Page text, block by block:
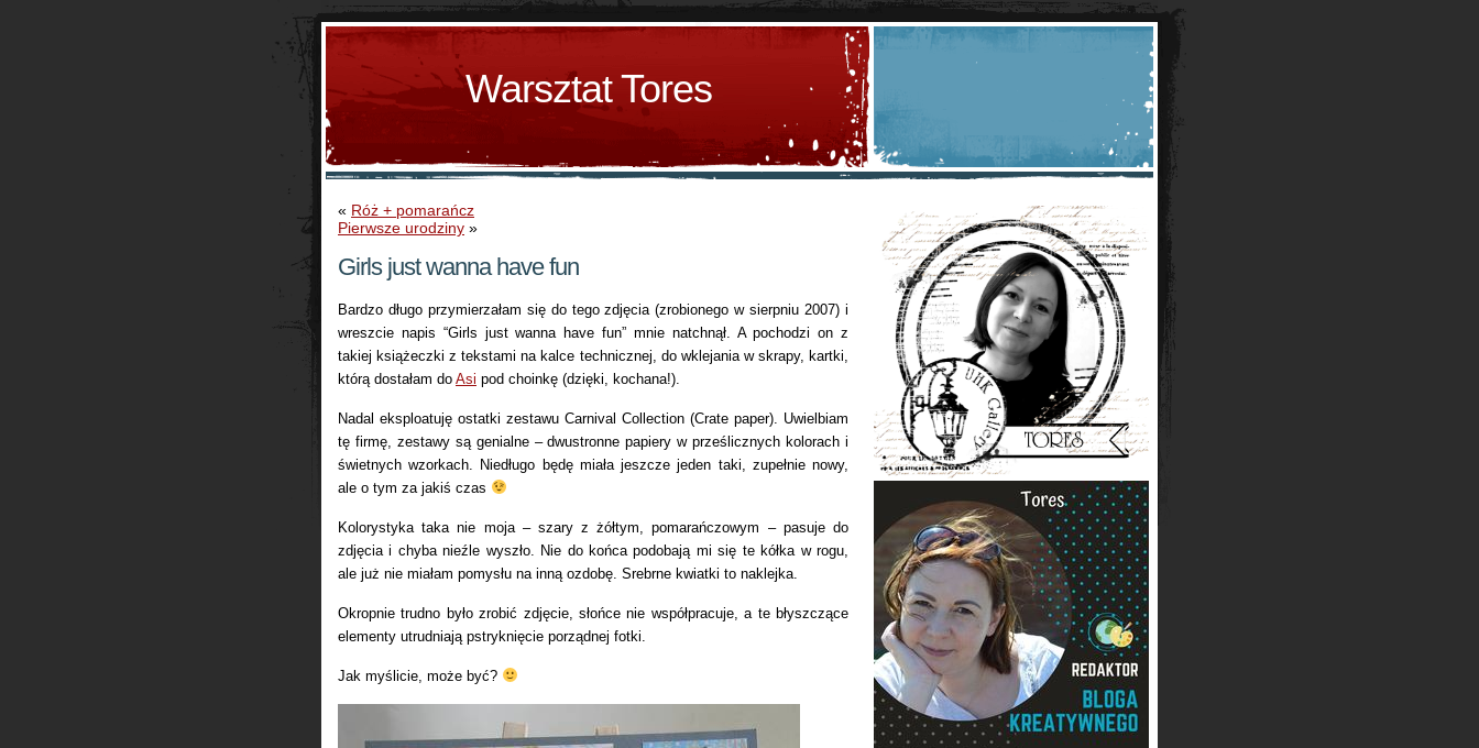
Warsztat Tores
« Róż + pomarańcz
Pierwsze urodziny »
Girls just wanna have fun
Bardzo długo przymierzałam się do tego zdjęcia (zrobionego w sierpniu 2007) i
wreszcie napis “Girls just wanna have fun” mnie natchnął. A pochodzi on z
takiej książeczki z tekstami na kalce technicznej, do wklejania w skrapy, kartki,
którą dostałam do Asi pod choinkę (dzięki, kochana!).
Nadal eksploatuję ostatki zestawu Carnival Collection (Crate paper). Uwielbiam
tę firmę, zestawy są genialne – dwustronne papiery w prześlicznych kolorach i
świetnych wzorkach. Niedługo będę miała jeszcze jeden taki, zupełnie nowy,
ale o tym za jakiś czas
Kolorystyka taka nie moja – szary z żółtym, pomarańczowym – pasuje do
zdjęcia i chyba nieźle wyszło. Nie do końca podobają mi się te kółka w rogu,
ale już nie miałam pomysłu na inną ozdobę. Srebrne kwiatki to naklejka.
Okropnie trudno było zrobić zdjęcie, słońce nie współpracuje, a te błyszczące
elementy utrudniają pstryknięcie porządnej fotki.
Jak myślicie, może być?